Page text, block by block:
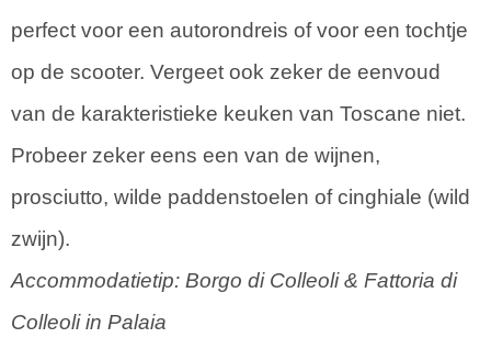
perfect voor een autorondreis of voor een tochtje
op de scooter. Vergeet ook zeker de eenvoud
van de karakteristieke keuken van Toscane niet.
Probeer zeker eens een van de wijnen,
prosciutto, wilde paddenstoelen of cinghiale (wild
zwijn).
Accommodatietip: Borgo di Colleoli & Fattoria di
Colleoli in Palaia